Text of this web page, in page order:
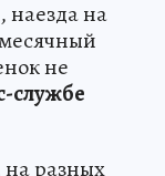
наезда на
не
службе
на разных